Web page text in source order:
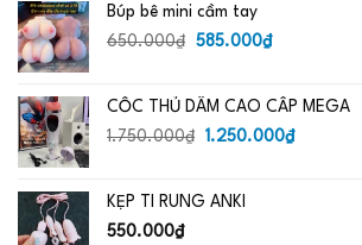
Búp bê mini cầm tay
650.000₫
Giá
650.000₫.
585.000₫Giá
là:
585.000₫.
CỐC THỦ DÂM CAO CẤP MEGA
1.750.000₫
Giá
1.750.000₫.
1.250.000₫Giá
KẸP TI RUNG ANKI
550.000₫